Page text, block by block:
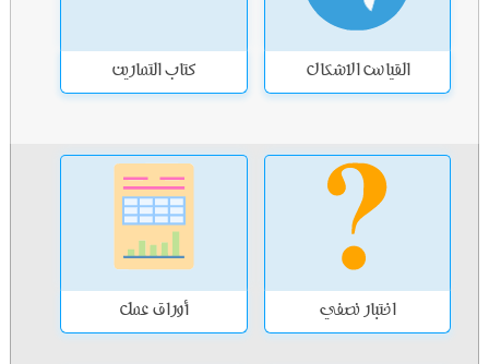
القياس الاشكال كتاب التمارين
اختبار نصفي أوراق عمل